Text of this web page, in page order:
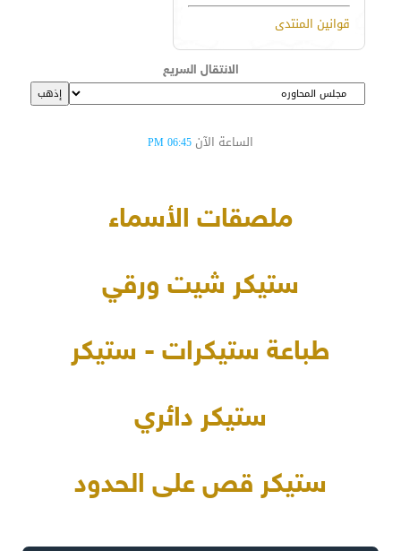
قوانين المنتدى
الانتقال السريع
الساعة الآن 06:45 PM
ملصقات الأسماء
ستيكر شيت ورقي
طباعة ستيكرات - ستيكر
ستيكر دائري
ستيكر قص على الحدود